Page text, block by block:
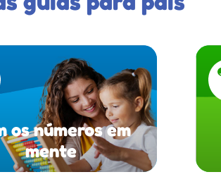
os números em
mente